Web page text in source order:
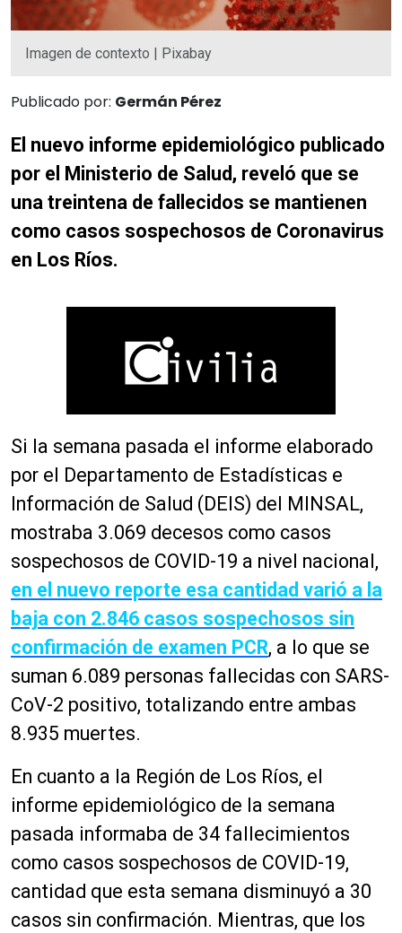
Imagen de contexto | Pixabay
Publicado por: Germán Pérez
El nuevo informe epidemiológico publicado
por el Ministerio de Salud, reveló que se
una treintena de fallecidos se mantienen
como casos sospechosos de Coronavirus
en Los Ríos.
Si la semana pasada el informe elaborado
por el Departamento de Estadísticas e
Información de Salud (DEIS) del MINSAL,
mostraba 3.069 decesos como casos
sospechosos de COVID-19 a nivel nacional,
en el nuevo reporte esa cantidad varió a la
baja con 2.846 casos sospechosos sin
confirmación de examen PCR, a lo que se
suman 6.089 personas fallecidas con SARS-
CoV-2 positivo, totalizando entre ambas
8.935 muertes.
En cuanto a la Región de Los Ríos, el
informe epidemiológico de la semana
pasada informaba de 34 fallecimientos
como casos sospechosos de COVID-19,
cantidad que esta semana disminuyó a 30
casos sin confirmación. Mientras, que los